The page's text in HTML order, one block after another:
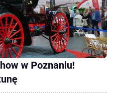
w Poznaniu!